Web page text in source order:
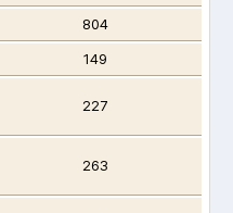
804
149
227
263